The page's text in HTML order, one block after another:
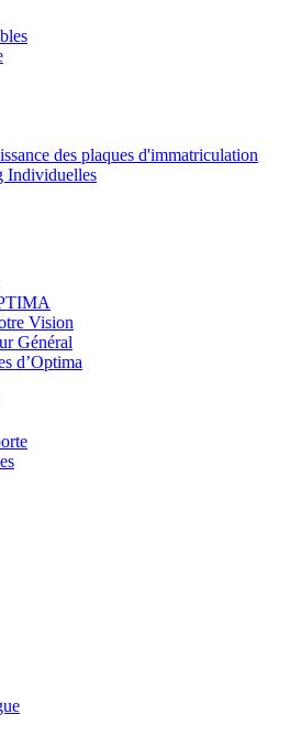
des plaques d'immatriculation
Individuelles
Vision
Général
d’Optima